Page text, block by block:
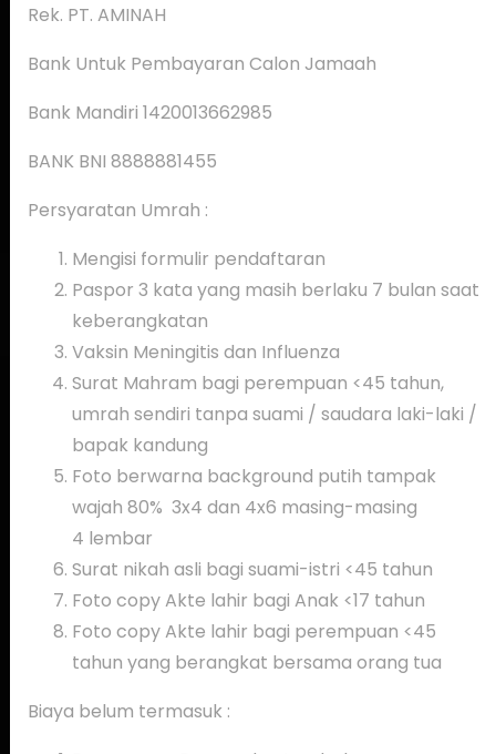
Rek. PT. AMINAH
Bank Untuk Pembayaran Calon Jamaah
Bank Mandiri 1420013662985
BANK BNI 8888881455
Persyaratan Umrah :
Mengisi formulir pendaftaran
Paspor 3 kata yang masih berlaku 7 bulan saat
keberangkatan
Vaksin Meningitis dan Influenza
Surat Mahram bagi perempuan <45 tahun,
umrah sendiri tanpa suami / saudara laki-laki /
bapak kandung
Foto berwarna background putih tampak
wajah 80% 3x4 dan 4x6 masing-masing
4 lembar
Surat nikah asli bagi suami-istri <45 tahun
Foto copy Akte lahir bagi Anak <17 tahun
Foto copy Akte lahir bagi perempuan <45
tahun yang berangkat bersama orang tua
Biaya belum termasuk :